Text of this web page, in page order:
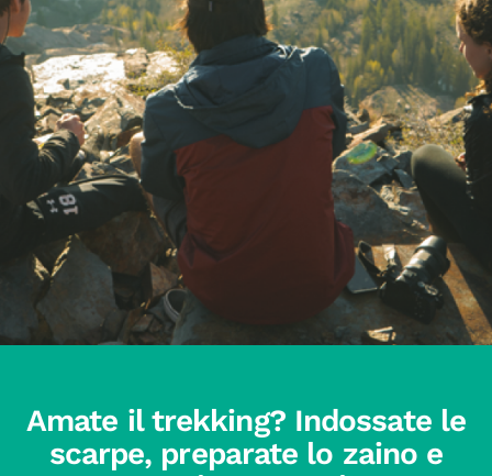
Amate il trekking? Indossate le
scarpe, preparate lo zaino e